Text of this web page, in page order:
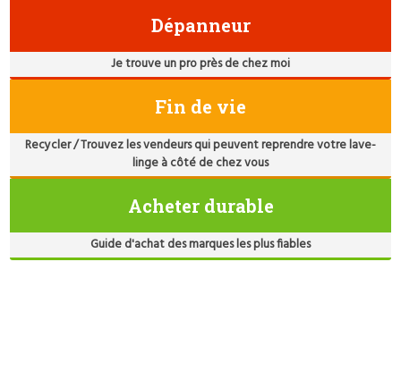
Dépanneur
Je trouve un pro près de chez moi
Fin de vie
Recycler / Trouvez les vendeurs qui peuvent reprendre votre lave-
linge à côté de chez vous
Acheter durable
Guide d'achat des marques les plus fiables